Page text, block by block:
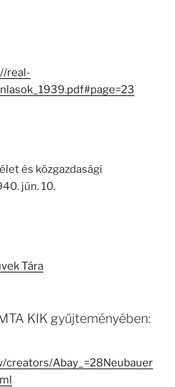
real-
és közgazdasági
jún. 10.
Tára
KIK gyűjteményében:
creators/Abay_=28Neubauer